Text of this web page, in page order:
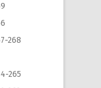
268
265